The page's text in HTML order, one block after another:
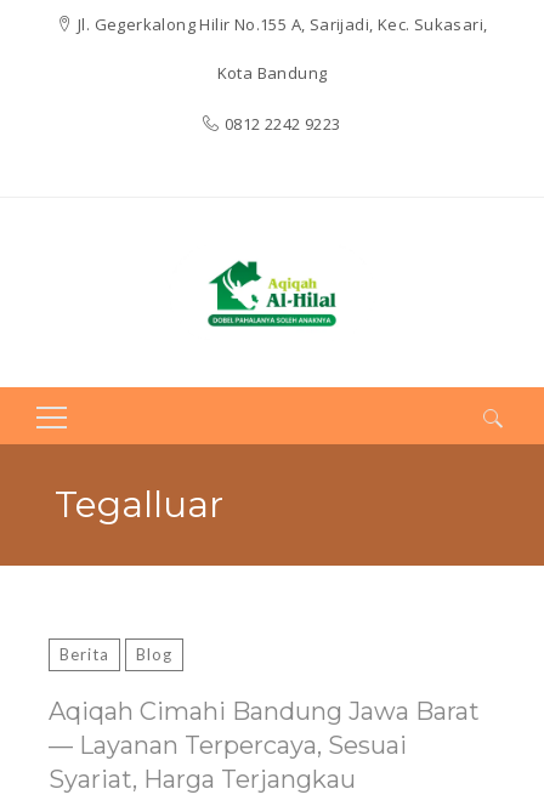
Jl. Gegerkalong Hilir No.155 A, Sarijadi, Kec. Sukasari,
Kota Bandung
0812 2242 9223
Search
for:Tegalluar
Berita Blog
Aqiqah Cimahi Bandung Jawa Barat
— Layanan Terpercaya, Sesuai
Syariat, Harga Terjangkau